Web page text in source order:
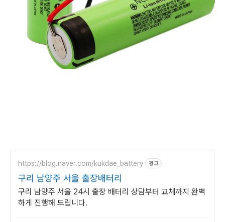
https://blog.naver.com/kukdae_battery 광고
구리 남양주 서울 출장배터리
구리 남양주 서울 24시 출장 배터리 상담부터 교체까지 완벽
하게 진행해 드립니다.